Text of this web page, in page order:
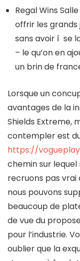
Regal Wins
offrir les grands
sans avoir í se
– le qu’on en
un brin de
Lorsque un
avantages de la
Shields Extreme,
contempler est
https://
chemin sur lequel
recruons pas
nous pouvons
beaucoup de
de vue du
pour l’industrie.
oublier que la